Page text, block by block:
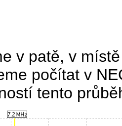
v patě, v
počítat v
tento